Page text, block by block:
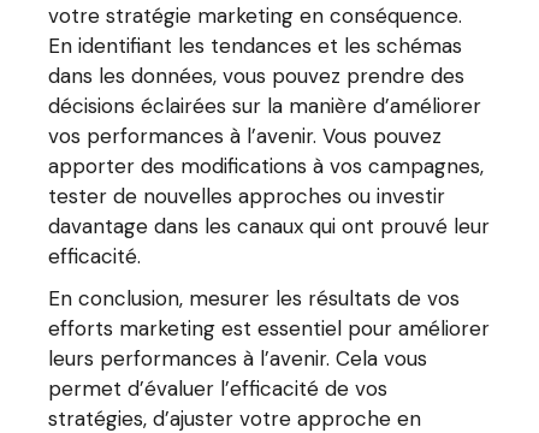
votre stratégie marketing en conséquence.
En identifiant les tendances et les schémas
dans les données, vous pouvez prendre des
décisions éclairées sur la manière d’améliorer
vos performances à l’avenir. Vous pouvez
apporter des modifications à vos campagnes,
tester de nouvelles approches ou investir
davantage dans les canaux qui ont prouvé leur
efficacité.
En conclusion, mesurer les résultats de vos
efforts marketing est essentiel pour améliorer
leurs performances à l’avenir. Cela vous
permet d’évaluer l’efficacité de vos
stratégies, d’ajuster votre approche en